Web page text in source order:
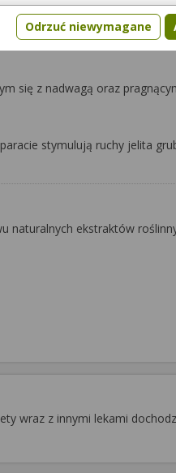
się z nadwagą oraz
stymulują ruchy jelita
naturalnych ekstraktów
wraz z innymi lekami
Odrzuć niewymagane